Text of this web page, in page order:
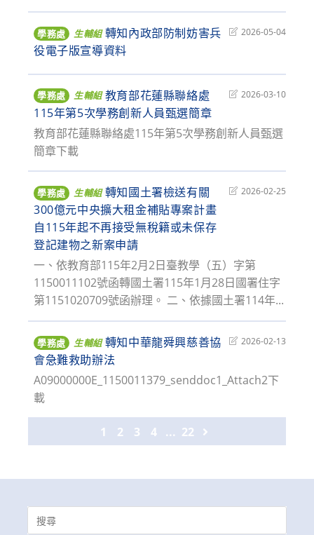
學務處 生輔組 轉知內政部防制妨害兵
役電子版宣導資料
Post2026-05-04
學務處 生輔組 教育部花蓮縣聯絡處
115年第5次學務創新人員甄選簡章
Post
modified:
2026-03-10
教育部花蓮縣聯絡處115年第5次學務創新人員甄選
簡章下載
學務處 生輔組 轉知國土署檢送有關
300億元中央擴大租金補貼專案計畫
自115年起不再接受無稅籍或未保存
登記建物之新案申請
Post2026-02-25
一、依教育部115年2月2日臺教學（五）字第
1150011102號函轉國土署115年1月28日國署住字
第1151020709號函辦理。 二、依據國土署114年...
學務處 生輔組 轉知中華龍舜興慈善協
會急難救助辦法
Post
modified:
2026-02-13
A09000000E_1150011379_senddoc1_Attach2下
載
1 2 3 4 ... 22 Go to the next page
for: